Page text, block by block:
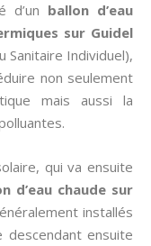
d’un ballon d’eau
sur Guidel
Sanitaire Individuel),
non seulement
mais aussi la
qui va ensuite
d’eau chaude sur
installés
descendant ensuite